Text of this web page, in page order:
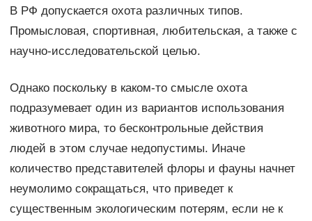
В РФ допускается охота различных типов.
Промысловая, спортивная, любительская, а также с
научно-исследовательской целью.
Однако поскольку в каком-то смысле охота
подразумевает один из вариантов использования
животного мира, то бесконтрольные действия
людей в этом случае недопустимы. Иначе
количество представителей флоры и фауны начнет
неумолимо сокращаться, что приведет к
существенным экологическим потерям, если не к